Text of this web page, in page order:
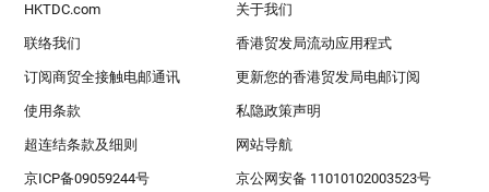
HKTDC.com 关于我们
联络我们 香港贸发局流动应用程式
订阅商贸全接触电邮通讯 更新您的香港贸发局电邮订阅
使用条款 私隐政策声明
超连结条款及细则 网站导航
京ICP备09059244号 京公网安备 11010102003523号